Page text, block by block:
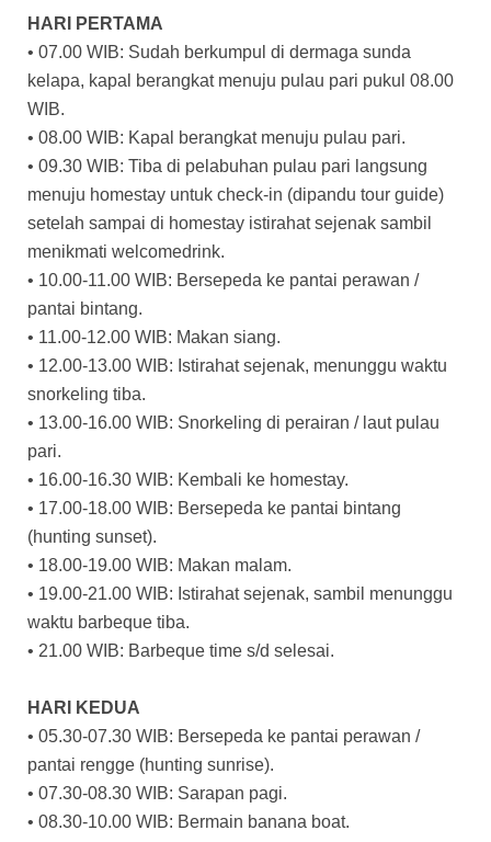
HARI PERTAMA
• 07.00 WIB: Sudah berkumpul di dermaga sunda
kelapa, kapal berangkat menuju pulau pari pukul 08.00
WIB.
• 08.00 WIB: Kapal berangkat menuju pulau pari.
• 09.30 WIB: Tiba di pelabuhan pulau pari langsung
menuju homestay untuk check-in (dipandu tour guide)
setelah sampai di homestay istirahat sejenak sambil
menikmati welcomedrink.
• 10.00-11.00 WIB: Bersepeda ke pantai perawan /
pantai bintang.
• 11.00-12.00 WIB: Makan siang.
• 12.00-13.00 WIB: Istirahat sejenak, menunggu waktu
snorkeling tiba.
• 13.00-16.00 WIB: Snorkeling di perairan / laut pulau
pari.
• 16.00-16.30 WIB: Kembali ke homestay.
• 17.00-18.00 WIB: Bersepeda ke pantai bintang
(hunting sunset).
• 18.00-19.00 WIB: Makan malam.
• 19.00-21.00 WIB: Istirahat sejenak, sambil menunggu
waktu barbeque tiba.
• 21.00 WIB: Barbeque time s/d selesai.
HARI KEDUA
• 05.30-07.30 WIB: Bersepeda ke pantai perawan /
pantai rengge (hunting sunrise).
• 07.30-08.30 WIB: Sarapan pagi.
• 08.30-10.00 WIB: Bermain banana boat.